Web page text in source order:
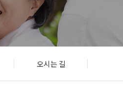
시설개요
직구성
이용안내
오시는 길